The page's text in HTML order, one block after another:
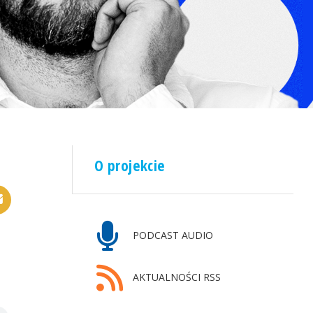
O projekcie
PODCAST AUDIO
AKTUALNOŚCI RSS